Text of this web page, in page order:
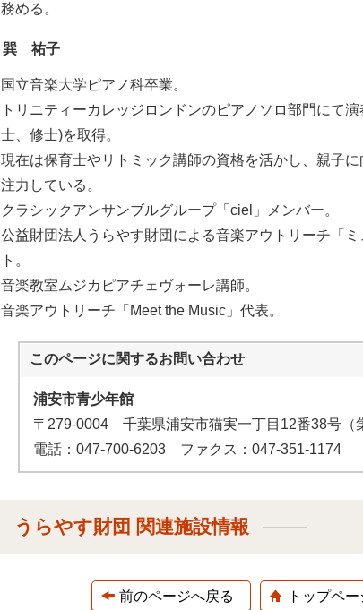
務める。
巽 祐子
国立音楽大学ピアノ科卒業。
トリニティーカレッジロンドンのピアノソロ部門にて
士、修士)を取得。
現在は保育士やリトミック講師の資格を活かし、親子
注力している。
クラシックアンサンブルグループ「ciel」メンバー。
公益財団法人うらやす財団による音楽アウトリーチ「
ト。
音楽教室ムジカピアチェヴォーレ講師。
音楽アウトリーチ「Meet the Music」代表。
このページに関するお問い合わせ
浦安市青少年館
〒279-0004 千葉県浦安市猫実一丁目12番38号（
電話：047-700-6203 ファクス：047-351-1174
うらやす財団 関連施設情報
前のページへ戻る トップペ